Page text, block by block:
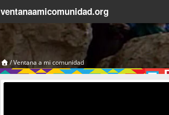
ventanaamicomunidad.org
/Ventana a mi comunidad